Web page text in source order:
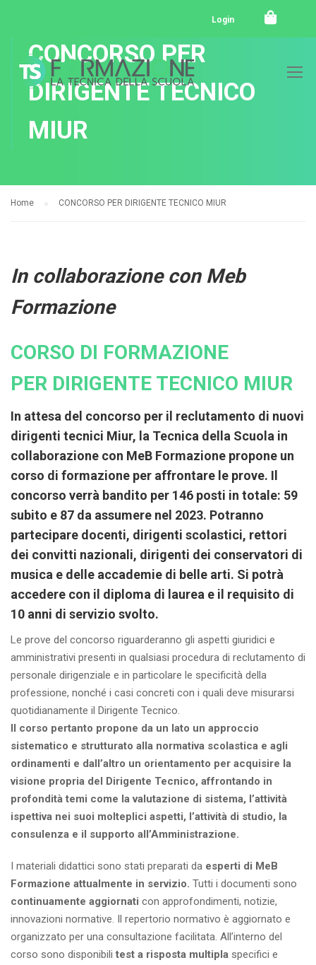
Login
CONCORSO PER
DIRIGENTE TECNICO
MIUR
Home CONCORSO PER DIRIGENTE TECNICO MIUR
In collaborazione con Meb
Formazione
CORSO DI FORMAZIONE
PER DIRIGENTE TECNICO MIUR
In attesa del concorso per il reclutamento di nuovi
dirigenti tecnici Miur, la Tecnica della Scuola in
collaborazione con MeB Formazione propone un
corso di formazione per affrontare le prove. Il
concorso verrà bandito per 146 posti in totale: 59
subito e 87 da assumere nel 2023. Potranno
partecipare docenti, dirigenti scolastici, rettori
dei convitti nazionali, dirigenti dei conservatori di
musica e delle accademie di belle arti. Si potrà
accedere con il diploma di laurea e il requisito di
10 anni di servizio svolto.
Le prove del concorso riguarderanno gli aspetti giuridici e
amministrativi presenti in qualsiasi procedura di reclutamento di
personale dirigenziale e in particolare le specificità della
professione, nonché i casi concreti con i quali deve misurarsi
quotidianamente il Dirigente Tecnico.
Il corso pertanto propone da un lato un approccio
sistematico e strutturato alla normativa scolastica e agli
ordinamenti e dall’altro un orientamento per acquisire la
visione propria del Dirigente Tecnico, affrontando in
profondità temi come la valutazione di sistema, l’attività
ispettiva nei suoi molteplici aspetti, l’attività di studio, la
consulenza e il supporto all’Amministrazione.
I materiali didattici sono stati preparati da esperti di MeB
Formazione attualmente in servizio. Tutti i documenti sono
continuamente aggiornati con approfondimenti, notizie,
innovazioni normative. Il repertorio normativo è aggiornato e
organizzato per una consultazione facilitata. All’interno del
corso sono disponibili test a risposta multipla specifici e